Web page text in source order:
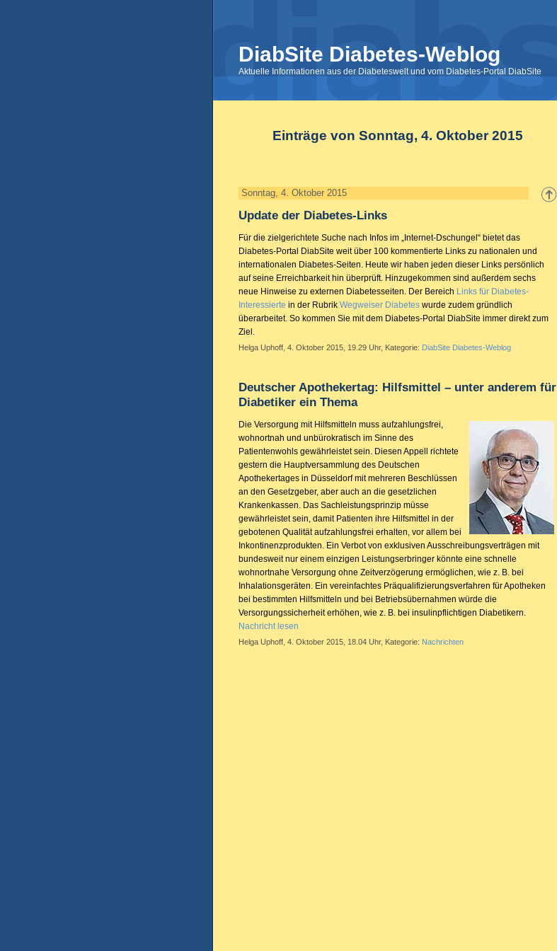
DiabSite Diabetes-Weblog
Aktuelle Informationen aus der Diabeteswelt und vom Diabetes-Portal DiabSite
Einträge von Sonntag, 4. Oktober 2015
Sonntag, 4. Oktober 2015
Update der Diabetes-Links
Für die zielgerichtete Suche nach Infos im „Internet-Dschungel“ bietet das
Diabetes-Portal DiabSite weit über 100 kommentierte Links zu nationalen und
internationalen Diabetes-Seiten. Heute wir haben jeden dieser Links persönlich
auf seine Erreichbarkeit hin überprüft. Hinzugekommen sind außerdem sechs
neue Hinweise zu externen Diabetesseiten. Der Bereich Links für Diabetes-
Interessierte in der Rubrik Wegweiser Diabetes wurde zudem gründlich
überarbeitet. So kommen Sie mit dem Diabetes-Portal DiabSite immer direkt zum
Ziel.
Helga Uphoff, 4. Oktober 2015, 19.29 Uhr, Kategorie: DiabSite Diabetes-Weblog
Deutscher Apothekertag: Hilfsmittel – unter anderem für
Diabetiker ein Thema
Die Versorgung mit Hilfsmitteln muss aufzahlungsfrei,
wohnortnah und unbürokratisch im Sinne des
Patientenwohls gewährleistet sein. Diesen Appell richtete
gestern die Hauptversammlung des Deutschen
Apothekertages in Düsseldorf mit mehreren Beschlüssen
an den Gesetzgeber, aber auch an die gesetzlichen
Krankenkassen. Das Sachleistungsprinzip müsse
gewährleistet sein, damit Patienten ihre Hilfsmittel in der
gebotenen Qualität aufzahlungsfrei erhalten, vor allem bei
Inkontinenzprodukten. Ein Verbot von exklusiven Ausschreibungsverträgen mit
bundesweit nur einem einzigen Leistungserbringer könnte eine schnelle
wohnortnahe Versorgung ohne Zeitverzögerung ermöglichen, wie z. B. bei
Inhalationsgeräten. Ein vereinfachtes Präqualifizierungsverfahren für Apotheken
bei bestimmten Hilfsmitteln und bei Betriebsübernahmen würde die
Versorgungssicherheit erhöhen, wie z. B. bei insulinpflichtigen Diabetikern.
Nachricht lesen
Helga Uphoff, 4. Oktober 2015, 18.04 Uhr, Kategorie: Nachrichten